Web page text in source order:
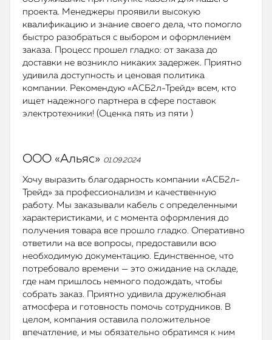
проекта. Менеджеры проявили высокую
квалификацию и знание своего дела, что помогло
быстро разобраться с выбором и оформлением
заказа. Процесс прошел гладко: от заказа до
доставки не возникло никаких задержек. Приятно
удивила доступность и ценовая политика
компании. Рекомендую «АСБ2л-Трейд» всем, кто
ищет надежного партнера в сфере поставок
электротехники! (Оценка пять из пяти )
ООО «Альяс» 01.09.2024
Хочу выразить благодарность компании «АСБ2л-
Трейд» за профессионализм и качественную
работу. Мы заказывали кабель с определенными
характеристиками, и с момента оформления до
получения товара все прошло гладко. Оперативно
ответили на все вопросы, предоставили всю
необходимую документацию. Единственное, что
потребовало времени — это ожидание на складе,
где нам пришлось немного подождать, чтобы
собрать заказ. Приятно удивила дружелюбная
атмосфера и готовность помочь сотрудников. В
целом, компания оставила положительное
впечатление, и мы обязательно обратимся к ним